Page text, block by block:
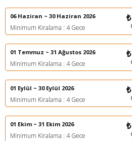
06 Haziran ~ 30 Haziran 2026
Minimum Kiralama : 4 Gece
01 Temmuz ~ 31 Ağustos 2026
Minimum Kiralama : 4 Gece
01 Eylül ~ 30 Eylül 2026
Minimum Kiralama : 4 Gece
01 Ekim ~ 31 Ekim 2026
Minimum Kiralama : 4 Gece